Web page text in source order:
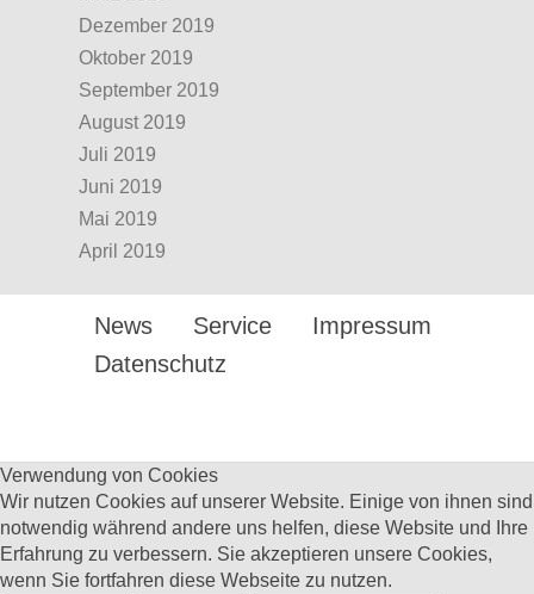
Dezember 2019
Oktober 2019
September 2019
August 2019
Juli 2019
Juni 2019
Mai 2019
April 2019
News Service
Impressum
Datenschutz
Verwendung von Cookies
Wir nutzen Cookies auf unserer Website. Einige von ihnen sind
notwendig während andere uns helfen, diese Website und Ihre
Erfahrung zu verbessern. Sie akzeptieren unsere Cookies,
wenn Sie fortfahren diese Webseite zu nutzen.